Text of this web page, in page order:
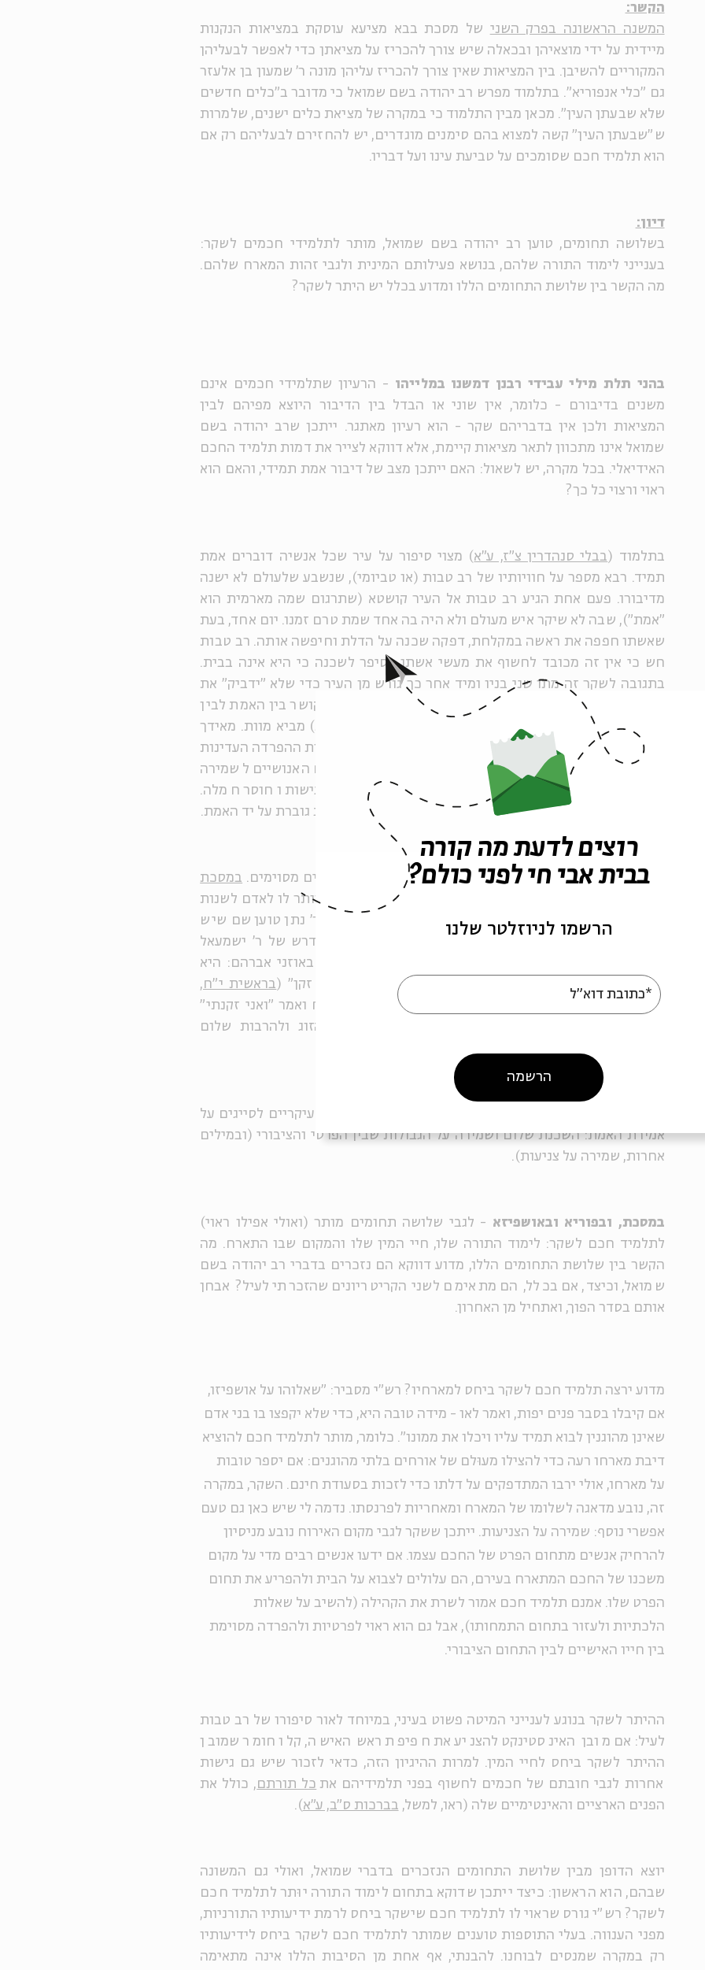
הקשר:
המשנה הראשונה בפרק השני של מסכת בבא מציעא עוסקת במציאות הנקנות
מיידית על ידי מוצאיהן ובכאלה שיש צורך להכריז על מציאתן כדי לאפשר לבעליהן
המקוריים להשיבן. בין המציאות שאין צורך להכריז עליהן מונה ר' שמעון בן אלעזר
גם "כלי אנפוריא". בתלמוד מפרש רב יהודה בשם שמואל כי מדובר ב"כלים חדשים
שלא שבעתן העין". מכאן מבין התלמוד כי במקרה של מציאת כלים ישנים, שלמרות
ש"שבעתן העין" קשה למצוא בהם סימנים מוגדרים, יש להחזירם לבעליהם רק אם
הוא תלמיד חכם שסומכים על טביעת עינו ועל דבריו.
דיון:
בשלושה תחומים, טוען רב יהודה בשם שמואל, מותר לתלמידי חכמים לשקר:
בענייני לימוד התורה שלהם, בנושא פעילותם המינית ולגבי זהות המארח שלהם.
מה הקשר בין שלושת התחומים הללו ומדוע בכלל יש היתר לשקר?
בהני תלת מילי עבידי רבנן דמשנו במלייהו - הרעיון שתלמידי חכמים אינם
משנים בדיבורם - כלומר, אין שוני או הבדל בין הדיבור היוצא מפיהם לבין
המציאות ולכן אין בדבריהם שקר - הוא רעיון מאתגר. ייתכן שרב יהודה בשם
שמואל אינו מתכוון לתאר מציאות קיימת, אלא דווקא לצייר את דמות תלמיד החכם
האידיאלי. בכל מקרה, יש לשאול: האם ייתכן מצב של דיבור אמת תמידי, והאם הוא
ראוי ורצוי כל כך?
בתלמוד ( בבלי סנהדרין צ"ז, ע"א) מצוי סיפור על עיר שכל אנשיה דוברים אמת
תמיד. רבא מספר על חוויותיו של רב טבות (או טביומי), שנשבע שלעולם לא ישנה
מדיבורו. פעם אחת הגיע רב טבות אל העיר קושטא (שתרגום שמה מארמית הוא
"אמת"), שבה לא שיקר איש מעולם ולא היה בה אחד שמת טרם זמנו. יום אחד, בעת
שאשתו חפפה את ראשה במקלחת, דפקה שכנה על הדלת וחיפשה אותה. רב טבות
חש כי אין זה מכובד לחשוף את מעשי אשתו, וסיפר לשכנה כי היא אינה בבית.
בתגובה לשקר זה מתו שני בניו ומיד אחר כך גורש מן העיר כדי שלא "ידביק" את
אנשיה בשקריו ובמוות הנלווה אליהם. מחד גיסא, סיפור זה קושר בין האמת לבין
החיים, ומלמד כי השקר (או הפער בין המילים לבין המציאות) מביא מוות. מאידך
גיסא, מעלה הסיפור כי הדבקות באמת מחייבת את פריצת גדרות ההפרדה העדינות
שבין רשות היחיד לרשות הרבים, סותרת את האינסטינקטים האנושיים לשמירה
על הצניעות ועל הפרטיות, ובמובנים רבים, גוררת חוסר רגישות וחוסר חמלה.
במפגש התלמודי בין רב טבות לעיר "אמת", דומני שיד טוּב הלב גוברת על יד האמת.
במקום אחר בתלמוד, מופיע הסבר לחשיבותו של השקר במקרים מסוימים. במסכת
אומר ר' אילעא בשם ר' אלעזר בן ר' שמעון: "מותר לו לאדם לשנות
בדבר השלום". כלומר, כדי להביא שלום, מותר לאדם לשקר. ר' נתן טוען שם שיש
מצווה לשקר במקרה כזה, ולא רק היתר, וחכמים מבית המדרש של ר' ישמעאל
מביאים הוכחה לכך מן הדרך שבה מצטט אלוהים את שרה באוזני אברהם: היא
צחקה על בשורת הלידה העתידית של יצחק ואמרה "ואדוני זקן" ( בראשית י"ח,
י"ב
), אולם אלוהים, בספרו על כך לאברהם, שינה את הניסוח ואמר "ואני זקנתי"
). כלומר, כדי למנוע סכסוך בין בני הזוג ולהרבות שלום
מן הדוגמאות הנזכרות לעיל אני לומדת שיש שני קריטריונים עיקריים לסייגים על
אמירת האמת: השכנת שלום ושמירה על הגבולות שבין הפרטי והציבורי (ובמילים
אחרות, שמירה על צניעות).
במסכת, ובפוריא ובאושפיזא - לגבי שלושה תחומים מותר (ואולי אפילו ראוי)
לתלמיד חכם לשקר: לימוד התורה שלו, חיי המין שלו והמקום שבו התארח. מה
הקשר בין שלושת התחומים הללו, מדוע דווקא הם נזכרים בדברי רב יהודה בשם
שמואל, וכיצד, אם בכלל, הם מתאימם לשני הקריטריונים שהזכרתי לעיל? אבחן
אותם בסדר הפוך, ואתחיל מן האחרון.
מדוע ירצה תלמיד חכם לשקר ביחס למארחיו? רש"י מסביר: "שאלוהו על אושפיזו,
אם קיבלו בסבר פנים יפות, ואמר לאו - מידה טובה היא, כדי שלא יקפצו בו בני אדם
שאינן מהוגנין לבוא תמיד עליו ויכלו את ממונו". כלומר, מותר לתלמיד חכם להוציא
דיבת מארחו רעה כדי להצילו מעוּלם של אורחים בלתי מהוגנים: אם יספר טובות
על מארחו, אולי ירבו המתדפקים על דלתו כדי לזכות בסעודת חינם. השקר, במקרה
זה, נובע מדאגה לשלומו של המארח ומאחריות לפרנסתו. נדמה לי שיש כאן גם טעם
אפשרי נוסף: שמירה על הצניעות. ייתכן ששקר לגבי מקום האירוח נובע מניסיון
להרחיק אנשים מתחום הפרט של החכם עצמו. אם ידעו אנשים רבים מדי על מקום
משכנו של החכם המתארח בעירם, הם עלולים לצבוא על הבית ולהפריע את תחום
הפרט שלו. אמנם תלמיד חכם אמור לשרת את הקהילה (להשיב על שאלות
הלכתיות ולעזור בתחום התמחותו), אבל גם הוא ראוי לפרטיות ולהפרדה מסוימת
בין חייו האישיים לבין התחום הציבורי.
ההיתר לשקר בנוגע לענייני המיטה פשוט בעיני, במיוחד לאור סיפורו של רב טבות
לעיל: אם מובן האינסטינקט להצניע את חפיפת ראש האישה, קל וחומר שמובן
ההיתר לשקר ביחס לחיי המין. למרות ההיגיון הזה, כדאי לזכור שיש גם גישות
אחרות לגבי חובתם של חכמים לחשוף בפני תלמידיהם את כל תורתם, כולל את
הפנים הארציים והאינטימיים שלה (ראו, למשל, בברכות ס"ב, ע"א).
יוצא הדופן מבין שלושת התחומים הנזכרים בדברי שמואל, ואולי גם המשונה
שבהם, הוא הראשון: כיצד ייתכן שדוקא בתחום לימוד התורה יוּתר לתלמיד חכם
לשקר? רש"י גורס שראוי לו לתלמיד חכם שישקר ביחס לרמת ידיעותיו התורניות,
מפני הענווה. בעלי התוספות טוענים שמותר לתלמיד חכם לשקר ביחס לידיעותיו
רק במקרה שמנסים לבוחנו. להבנתי, אף אחת מן הסיבות הללו אינה מתאימה
רוצים לדעת מה קורה
בבית אבי חי לפני כולם?
הרשמו לניוזלטר שלנו
*כתובת דוא"ל
הרשמה